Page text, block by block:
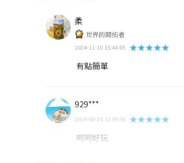
柔
世界的開拓者
2024-11-10 15:44:05 ★★★★★
有點簡單
929***
2024-08-24 12:05:56 ★★★★★
呵呵好玩